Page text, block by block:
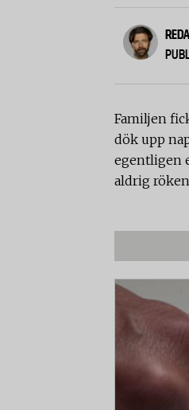
Familjen
dök upp
egentligen
aldrig